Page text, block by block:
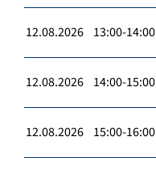
12.08.2026 13:00-14:00
12.08.2026 14:00-15:00
12.08.2026 15:00-16:00